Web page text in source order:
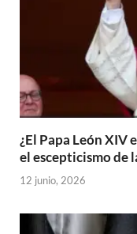
¿El Papa León XIV
el escepticismo de
12 junio, 2026